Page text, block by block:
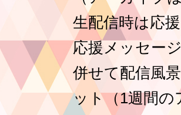
生配信時は応
応援メッセー
併せて配信風
ット（1週間の